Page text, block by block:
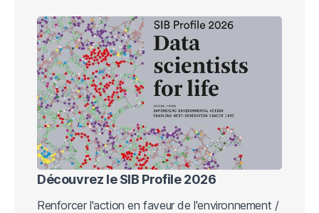
Découvrez le SIB Profile 2026
Renforcer l'action en faveur de l'environnement /